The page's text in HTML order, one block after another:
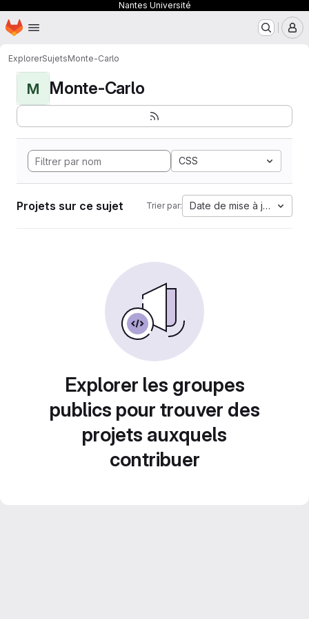
Nantes Université
Passer au contenu principal
Page d'accueil
ExplorerSujetsMonte-Carlo
M Monte-Carlo
CSS
Projets sur ce sujet Trier par: Date de mise à jour
Explorer les groupes
publics pour trouver des
projets auxquels
contribuer